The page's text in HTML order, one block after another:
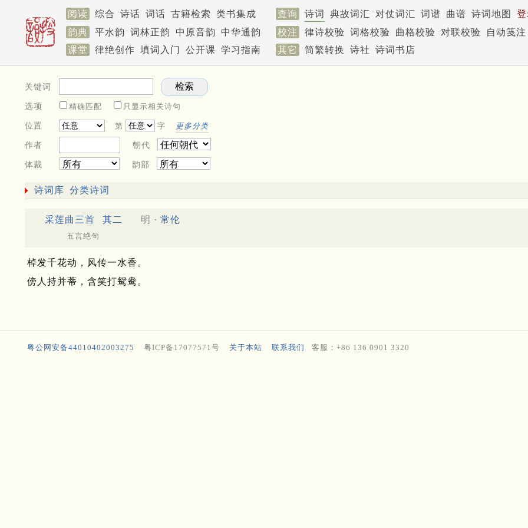
阅读 综合 诗话 词话 古籍检索 类书集成 查询 诗词 典故词汇 对仗词汇 词谱 曲谱 诗词地图
韵典
平水韵 词林正韵 中原音韵 中华通韵 校注 律诗校验 词格校验 曲格校验 对联校验
自动笺注
课堂
律绝创作 填词入门 公开课 学习指南 其它 简繁转换 诗社 诗词书店
关键词
选项 精确匹配 只显示相关诗句
位置 第 字 更多分类
作者 朝代
体裁 韵部
诗词库 分类诗词
采莲曲三首 其二 明 · 常伦
五言绝句
棹发千花动，风传一水香。
傍人持并蒂，含笑打鸳鸯。
粤公网安备44010402003275 粤ICP备17077571号 关于本站 联系我们 客服：+86 136 0901 3320